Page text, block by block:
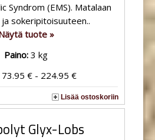
Syndrom (EMS). Matalaan
sokeripitoisuuteen..
tuote »
Paino:3 kg
73.95 € - 224.95 €
Lisää ostoskoriin
Glyx-Lobs